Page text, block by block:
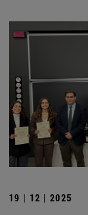
19 | 12 | 2025